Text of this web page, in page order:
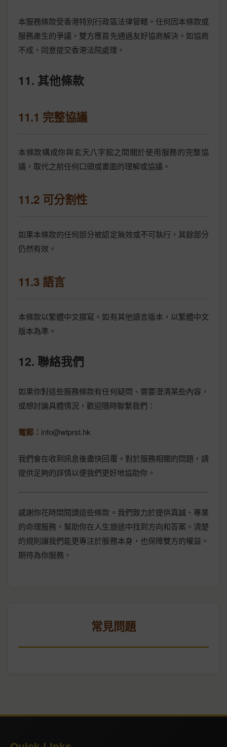
本服務條款受香港特別行政區法律管轄。任何因本條款或
服務產生的爭議，雙方應首先通過友好協商解決。如協商
不成，同意提交香港法院處理。
11. 其他條款
11.1 完整協議
本條款構成你與玄天八字館之間關於使用服務的完整協
議，取代之前任何口頭或書面的理解或協議。
11.2 可分割性
如果本條款的任何部分被認定無效或不可執行，其餘部分
仍然有效。
11.3 語言
本條款以繁體中文撰寫。如有其他語言版本，以繁體中文
版本為準。
12. 聯絡我們
如果你對這些服務條款有任何疑問、需要澄清某些內容，
或想討論具體情況，歡迎隨時聯繫我們：
電郵： info@wtprst.hk
我們會在收到訊息後盡快回覆。對於服務相關的問題，請
提供足夠的詳情以便我們更好地協助你。
感謝你花時間閱讀這些條款。我們致力於提供真誠、專業
的命理服務，幫助你在人生旅途中找到方向和答案。清楚
的規則讓我們能更專注於服務本身，也保障雙方的權益。
期待為你服務。
常見問題